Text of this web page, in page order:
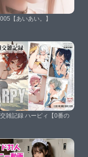
【あいあい。】
雑記録 ハーピィ【0番の